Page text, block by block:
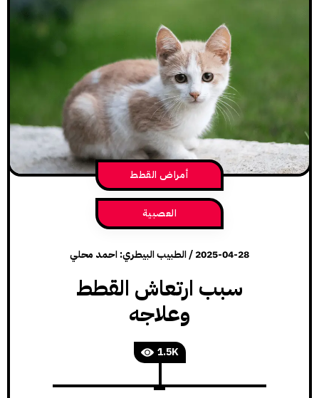
أمراض القطط
العصبية
2025-04-28
/الطبيب البيطري: احمد محلي
سبب ارتعاش القطط
وعلاجه
1.5K